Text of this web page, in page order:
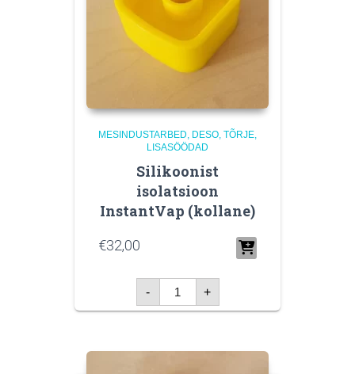
MESINDUSTARBED
DESO, TÕRJE,
LISASÖÖDAD
Silikoonist
isolatsioon
InstantVap (kollane)
€32,00
-
Silikoonist
isolatsioon
InstantVap
(kollane)
+